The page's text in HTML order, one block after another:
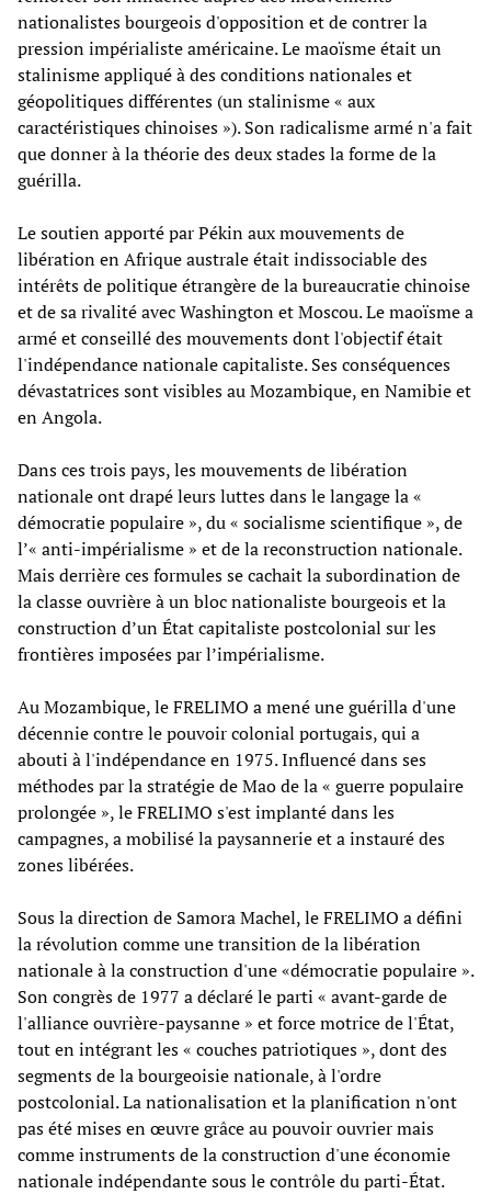
nationalistes bourgeois d'opposition et de contrer la
pression impérialiste américaine. Le maoïsme était un
stalinisme appliqué à des conditions nationales et
géopolitiques différentes (un stalinisme « aux
caractéristiques chinoises »). Son radicalisme armé n'a fait
que donner à la théorie des deux stades la forme de la
guérilla.
Le soutien apporté par Pékin aux mouvements de
libération en Afrique australe était indissociable des
intérêts de politique étrangère de la bureaucratie chinoise
et de sa rivalité avec Washington et Moscou. Le maoïsme a
armé et conseillé des mouvements dont l'objectif était
l'indépendance nationale capitaliste. Ses conséquences
dévastatrices sont visibles au Mozambique, en Namibie et
en Angola.
Dans ces trois pays, les mouvements de libération
nationale ont drapé leurs luttes dans le langage la «
démocratie populaire », du « socialisme scientifique », de
l’« anti-impérialisme » et de la reconstruction nationale.
Mais derrière ces formules se cachait la subordination de
la classe ouvrière à un bloc nationaliste bourgeois et la
construction d’un État capitaliste postcolonial sur les
frontières imposées par l’impérialisme.
Au Mozambique, le FRELIMO a mené une guérilla d'une
décennie contre le pouvoir colonial portugais, qui a
abouti à l'indépendance en 1975. Influencé dans ses
méthodes par la stratégie de Mao de la « guerre populaire
prolongée », le FRELIMO s'est implanté dans les
campagnes, a mobilisé la paysannerie et a instauré des
zones libérées.
Sous la direction de Samora Machel, le FRELIMO a défini
la révolution comme une transition de la libération
nationale à la construction d'une «démocratie populaire ».
Son congrès de 1977 a déclaré le parti « avant-garde de
l'alliance ouvrière-paysanne » et force motrice de l'État,
tout en intégrant les « couches patriotiques », dont des
segments de la bourgeoisie nationale, à l'ordre
postcolonial. La nationalisation et la planification n'ont
pas été mises en œuvre grâce au pouvoir ouvrier mais
comme instruments de la construction d'une économie
nationale indépendante sous le contrôle du parti-État.